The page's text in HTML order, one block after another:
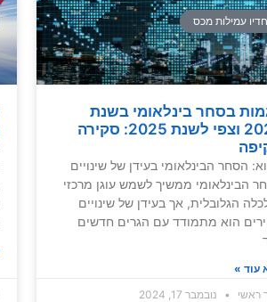
עמילות מכס
בסחר בינלאומי בשנת
2024 וצפי לשנת 2025: סקירה
הסחר הבינלאומי בעידן של שינויים
הבינלאומי ממשיך לשמש עוגן מרכזי
הגלובלית, אך בעידן של שינויים
הוא מתמודד עם הגרים חדשים
עוד »
ראשי
נובמבר 17, 2024